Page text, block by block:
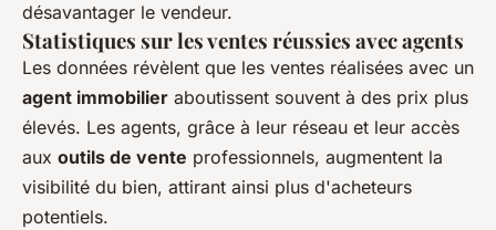
désavantager le vendeur.
Statistiques sur les ventes réussies avec agents
Les données révèlent que les ventes réalisées avec un
agent immobilier aboutissent souvent à des prix plus
élevés. Les agents, grâce à leur réseau et leur accès
aux outils de vente professionnels, augmentent la
visibilité du bien, attirant ainsi plus d'acheteurs
potentiels.